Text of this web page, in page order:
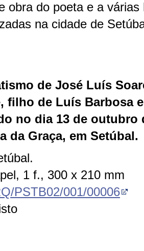
obra do poeta e a várias
na cidade de
de José Luís
filho de Luís Barbosa
no dia 13 de outubro
da Graça, em Setúbal.
1 f., 300 x 210 mm
PSTB02/001/00006